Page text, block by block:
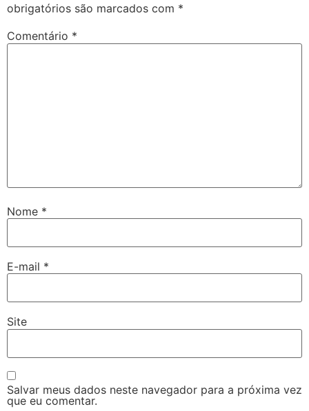
obrigatórios são marcados com *
Comentário *
Nome *
E-mail *
Site
Salvar meus dados neste navegador para a próxima vez
que eu comentar.